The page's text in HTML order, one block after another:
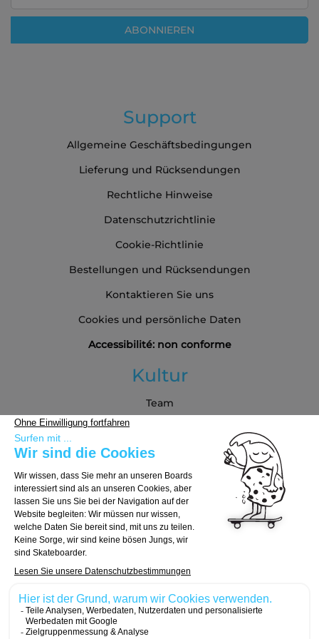
für
Newsletter
ABONNIEREN
Support
Allgemeine Geschäftsbedingungen
Lieferung und Rücksendungen
Rechtliche Hinweise
Datenschutzrichtlinie
Cookie-Richtlinie
Bestellungen und Rücksendungen
Kontaktieren Sie uns
Cookies und persönliche Daten
Accessibilité: non conforme
Kultur
Team
Partners
Kaufberatung
Board auswählen